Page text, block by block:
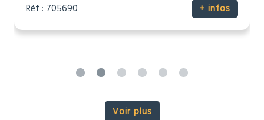
Réf : 705690 + infos
Voir plus